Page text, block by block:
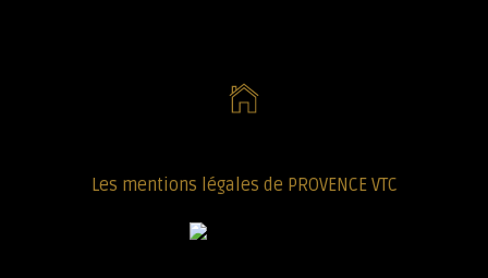
Les mentions légales de PROVENCE VTC